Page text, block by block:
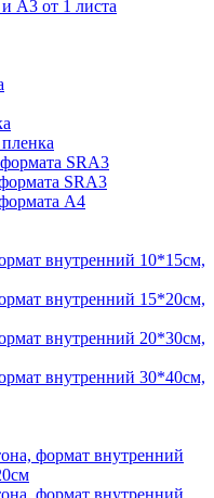
А3 от 1 листа
SRА3
SRА3
А4
внутренний 10*15см,
внутренний 15*20см,
внутренний 20*30см,
внутренний 30*40см,
формат внутренний
формат внутренний